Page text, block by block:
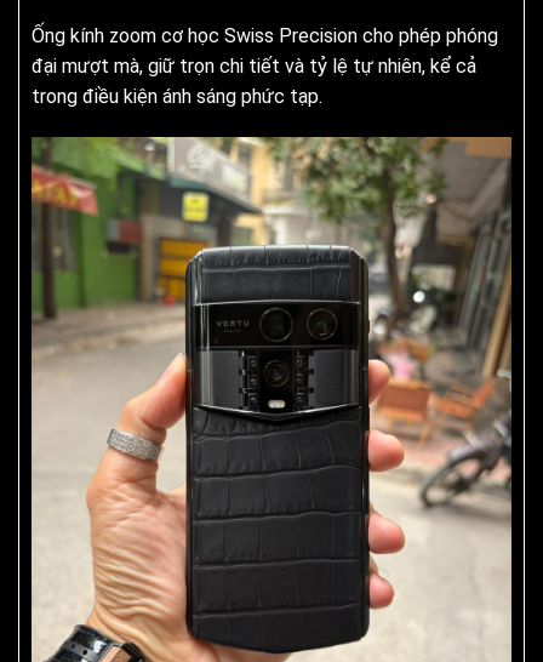
Ống kính zoom cơ học Swiss Precision cho phép phóng
đại mượt mà, giữ trọn chi tiết và tỷ lệ tự nhiên, kể cả
trong điều kiện ánh sáng phức tạp.